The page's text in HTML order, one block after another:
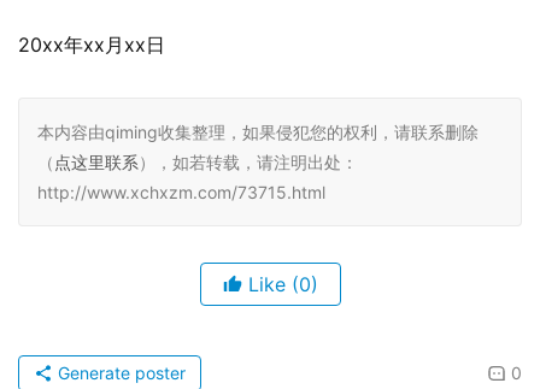
20xx年xx月xx日
本内容由qiming收集整理，如果侵犯您的权利，请联系删除
（ 点这里联系），如若转载，请注明出处：
http://www.xchxzm.com/73715.html
Like (0)
0
Generate poster